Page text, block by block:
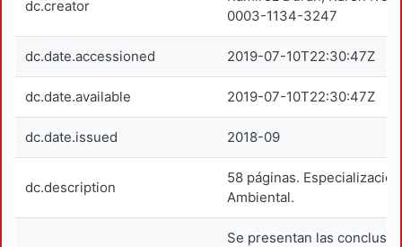
dc.creator
0003-1134-3247
dc.date.accessioned 2019-07-10T22:30:47Z
dc.date.available 2019-07-10T22:30:47Z
dc.date.issued 2018-09
dc.description
58 páginas.
Ambiental.
Se presentan las